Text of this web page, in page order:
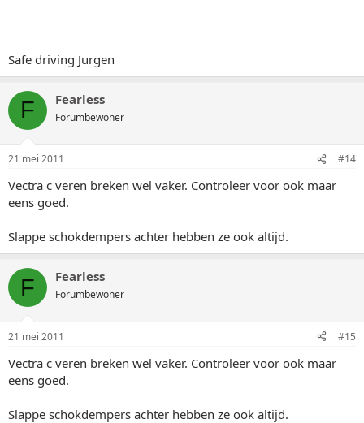
Safe driving Jurgen
F Fearless
Forumbewoner
21 mei 2011 #14
Vectra c veren breken wel vaker. Controleer voor ook maar
eens goed.
Slappe schokdempers achter hebben ze ook altijd.
F Fearless
Forumbewoner
21 mei 2011 #15
Vectra c veren breken wel vaker. Controleer voor ook maar
eens goed.
Slappe schokdempers achter hebben ze ook altijd.